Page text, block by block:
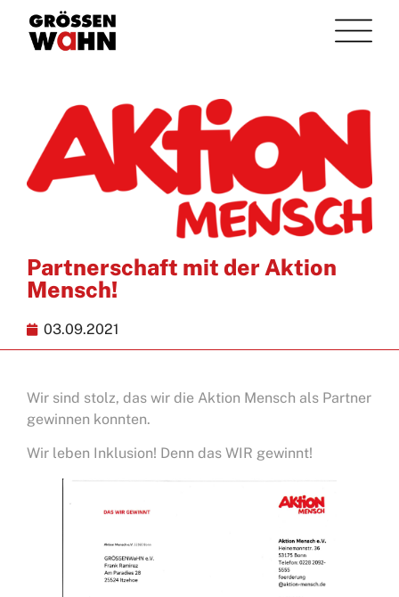
Partnerschaft mit der Aktion
Mensch!
03.09.2021
Wir sind stolz, das wir die Aktion Mensch als Partner
gewinnen konnten.
Wir leben Inklusion! Denn das WIR gewinnt!